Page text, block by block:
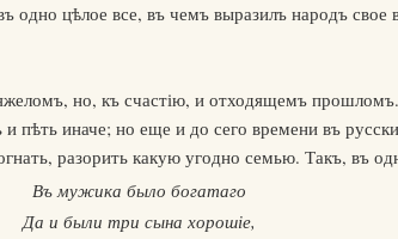
одно цѣлое все, въ чемъ выразилъ народъ свое
но, къ счастію, и отходящемъ
иначе; но еще и до сего времени въ
разорить какую угодно семью. Такъ, въ
Въ мужика было богатаго
Да и были три сына хорошіе,